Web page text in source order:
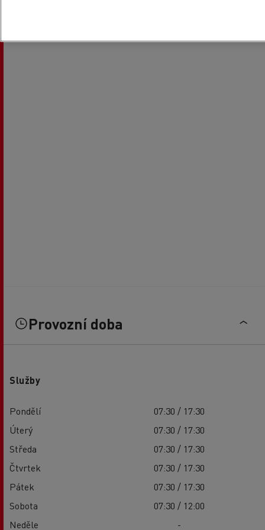
Provozní doba
Služby
Pondělí
07:30 / 17:30
Úterý
07:30 / 17:30
Středa
07:30 / 17:30
Čtvrtek
07:30 / 17:30
Pátek
07:30 / 17:30
Sobota
07:30 / 12:00
Neděle
-